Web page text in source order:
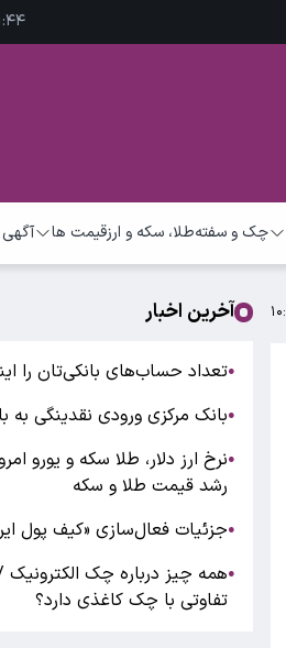
۱۲:۴۱:۴۵ -
چک و سفتهطلا، سکه و ارزقیمت ها
آخرین اخبار
●تعداد حساب‌های بانکی‌تان را
●بانک مرکزی ورودی نقدینگی به
●
رشد قیمت طلا و سکه
●جزئیات فعال‌سازی «کیف پول
●همه چیز درباره چک
تفاوتی با چک کاغذی دارد؟